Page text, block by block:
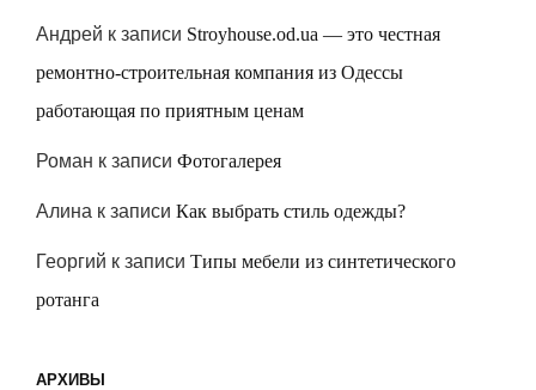
Андрей к записи Stroyhouse.od.ua — это честная
ремонтно-строительная компания из Одессы
работающая по приятным ценам
Роман к записи Фотогалерея
Алина к записи Как выбрать стиль одежды?
Георгий к записи Типы мебели из синтетического
ротанга
АРХИВЫ